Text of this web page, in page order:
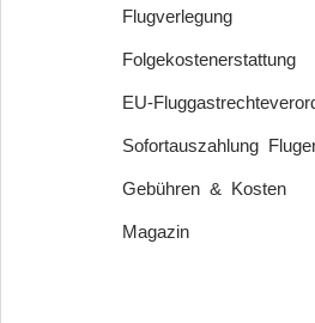
Flugverlegung
Folgekostenerstattung
EU-
Sofortauszahlung
Gebühren & Kosten
Magazin